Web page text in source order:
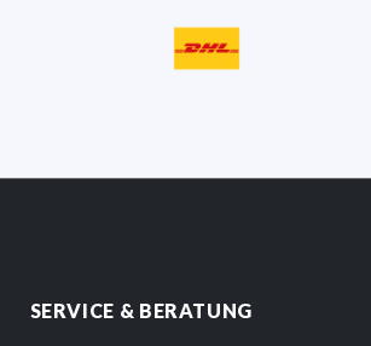
SERVICE & BERATUNG